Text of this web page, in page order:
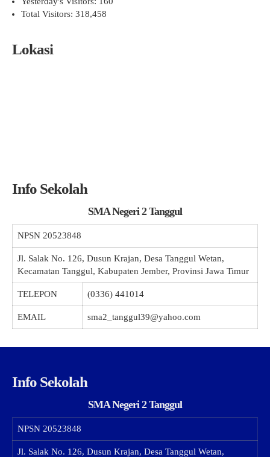
Total Visitors: 318,458
Lokasi
Info Sekolah
SMA Negeri 2 Tanggul
NPSN 20523848
Jl. Salak No. 126, Dusun Krajan, Desa Tanggul Wetan,
Kecamatan Tanggul, Kabupaten Jember, Provinsi Jawa Timur
TELEPON (0336) 441014
EMAIL sma2_tanggul39@yahoo.com
Info Sekolah
SMA Negeri 2 Tanggul
NPSN 20523848
Jl. Salak No. 126, Dusun Krajan, Desa Tanggul Wetan,